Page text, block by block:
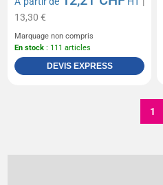
13,30 €
Marquage non compris
En stock : 111 articles
DEVIS EXPRESS
1